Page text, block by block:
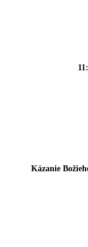
Kázanie